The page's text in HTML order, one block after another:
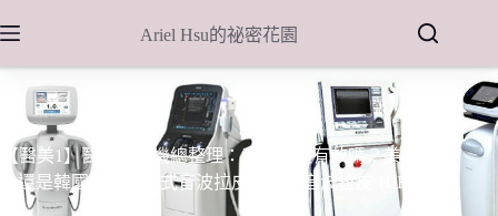
至
主
容
Ariel Hsu的祕密花園
【醫美1】醫美音波機總整理：音波拉提有效嗎？美國機
還是韓國機好？美式音波拉皮、韓式音波拉皮 HIFU